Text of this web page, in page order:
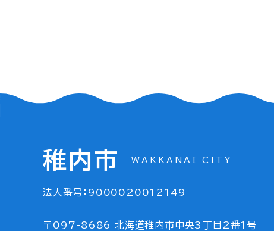
稚内市 WAKKANAI CITY
法人番号：9000020012149
〒097-8686 北海道稚内市中央3丁目2番1号